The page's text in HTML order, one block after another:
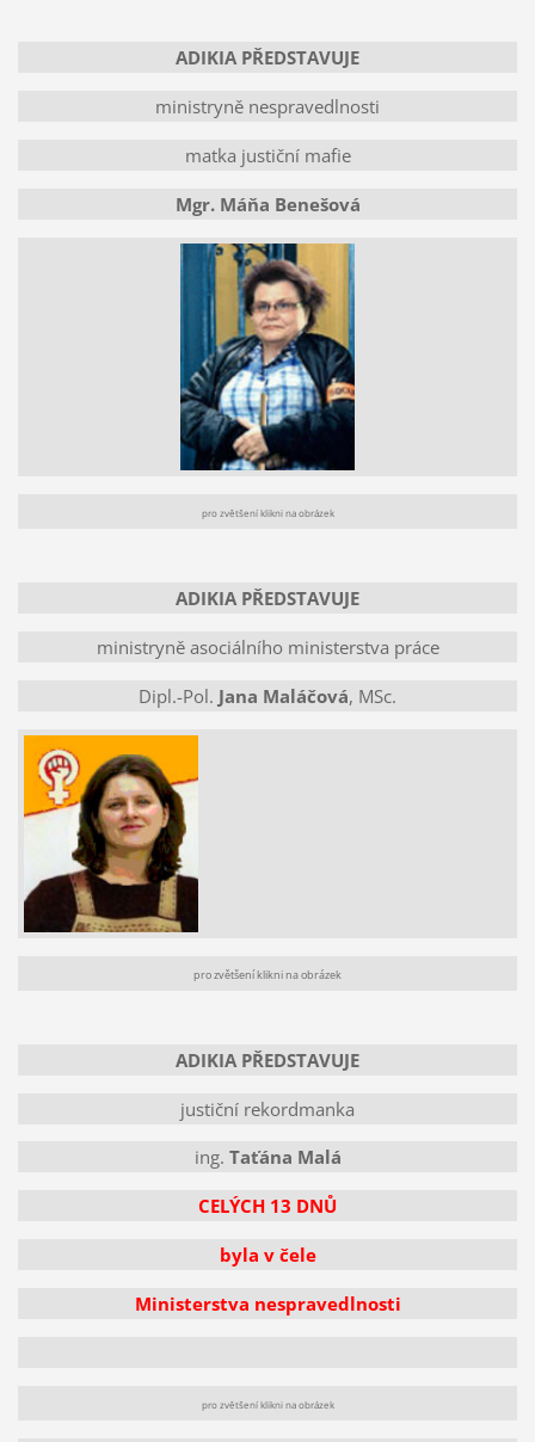
ADIKIA PŘEDSTAVUJE
ministryně nespravedlnosti
matka justiční mafie
Mgr. Máňa Benešová
pro zvětšení klikni na obrázek
ADIKIA PŘEDSTAVUJE
ministryně asociálního ministerstva práce
Dipl.-Pol. Jana Maláčová, MSc.
pro zvětšení klikni na obrázek
ADIKIA PŘEDSTAVUJE
justiční rekordmanka
ing. Taťána Malá
CELÝCH 13 DNŮ
byla v čele
Ministerstva nespravedlnosti
pro zvětšení klikni na obrázek